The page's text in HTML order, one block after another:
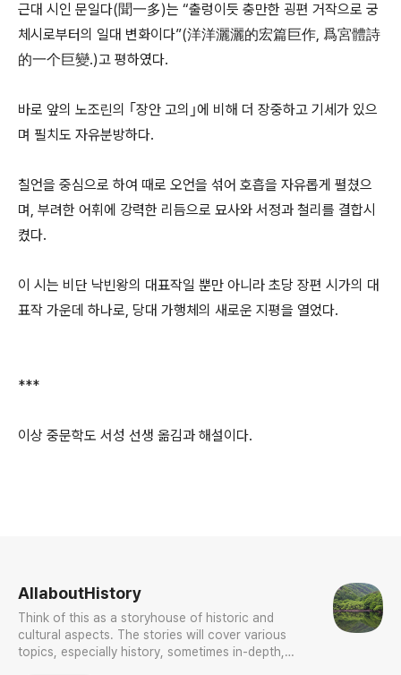
근대 시인 문일다(聞一多)는 “출렁이듯 충만한 굉편 거작으로 궁
체시로부터의 일대 변화이다”(洋洋灑灑的宏篇巨作, 爲宮體詩
的一个巨變.)고 평하였다.
바로 앞의 노조린의 ｢장안 고의｣에 비해 더 장중하고 기세가 있으
며 필치도 자유분방하다.
칠언을 중심으로 하여 때로 오언을 섞어 호흡을 자유롭게 펼쳤으
며, 부려한 어휘에 강력한 리듬으로 묘사와 서정과 철리를 결합시
켰다.
이 시는 비단 낙빈왕의 대표작일 뿐만 아니라 초당 장편 시가의 대
표작 가운데 하나로, 당대 가행체의 새로운 지평을 열었다.
***
이상 중문학도 서성 선생 옮김과 해설이다.
AllaboutHistory
Think of this as a storyhouse of historic and
cultural aspects. The stories will cover various
topics, especially history, sometimes in-depth,